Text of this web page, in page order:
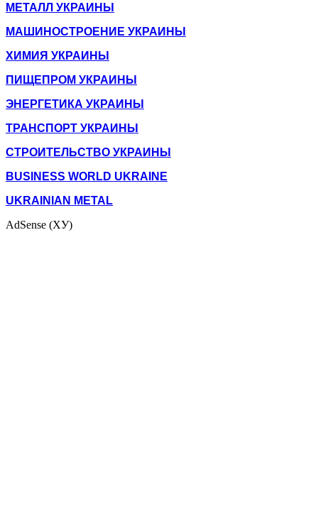
МЕТАЛЛ УКРАИНЫ
МАШИНОСТРОЕНИЕ УКРАИНЫ
ХИМИЯ УКРАИНЫ
ПИЩЕПРОМ УКРАИНЫ
ЭНЕРГЕТИКА УКРАИНЫ
ТРАНСПОРТ УКРАИНЫ
СТРОИТЕЛЬСТВО УКРАИНЫ
BUSINESS WORLD UKRAINE
UKRAINIAN METAL
AdSense (ХУ)